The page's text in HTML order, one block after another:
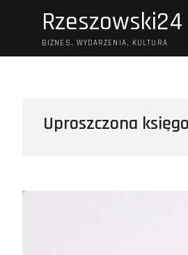
Rzeszowski24
BIZNES, WYDARZENIA, KULTURA
Uproszczona